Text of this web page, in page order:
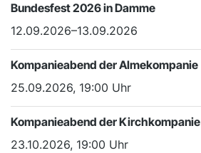
Bundesfest 2026 in Damme
12.09.2026–13.09.2026
Kompanieabend der Almekompanie
25.09.2026, 19:00 Uhr
Kompanieabend der Kirchkompanie
23.10.2026, 19:00 Uhr